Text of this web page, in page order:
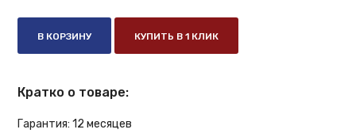
В КОРЗИНУ КУПИТЬ В 1 КЛИК
Кратко о товаре:
Гарантия: 12 месяцев